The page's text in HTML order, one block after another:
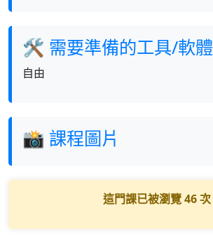
🛠 需要準備的工具/軟體
自由
📸 課程圖片
這門課已被瀏覽46次